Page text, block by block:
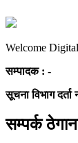
Welcome
सम्पादक : -
सूचना विभाग दर्ता
सम्पर्क